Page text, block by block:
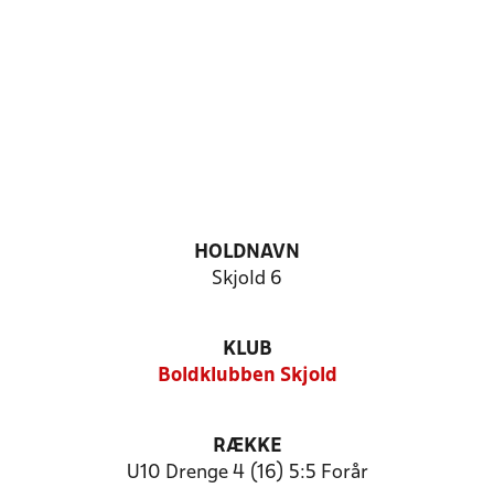
HOLDNAVN
Skjold 6
KLUB
Boldklubben Skjold
RÆKKE
U10 Drenge 4 (16) 5:5 Forår